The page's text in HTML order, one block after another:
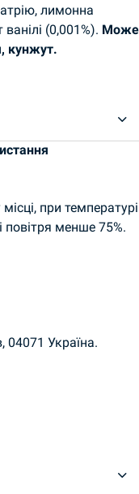
лимонна
(0,001%). Може
кунжут.
при температурі
повітря менше 75%.
04071 Україна.